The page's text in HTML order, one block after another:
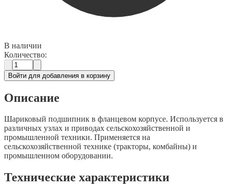
В наличии
Количество:
Войти для добавления в корзину
Описание
Шариковый подшипник в фланцевом корпусе. Используется в
различных узлах и приводах сельскохозяйственной и
промышленной техники. Применяется на
сельскохозяйственной технике (тракторы, комбайны) и
промышленном оборудовании.
Технические характеристики